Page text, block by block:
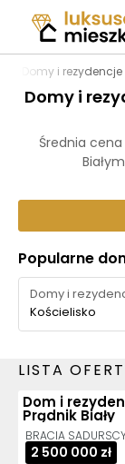
Domy i
Domy i
Średnia
Popularne
Kościelisko
LISTA OFERT
Dom i
Prądnik Biały
BRACIA
2 500 000 zł